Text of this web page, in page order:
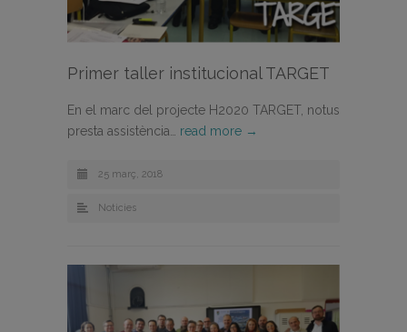
Primer taller institucional TARGET
En el marc del projecte H2020 TARGET, notus
presta assistència… read more →
25 març, 2018
Noticies